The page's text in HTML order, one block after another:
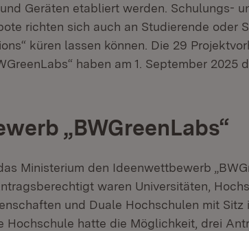
Geräten etabliert werden. Schulungs-
richten sich auch an Studierende oder
küren lassen können. Die 29
haben am 1. September 2025
„BWGreenLabs“
Ministerium den Ideenwettbewerb
waren Universitäten,
und Duale Hochschulen mit Sitz
Hochschule hatte die Möglichkeit, drei